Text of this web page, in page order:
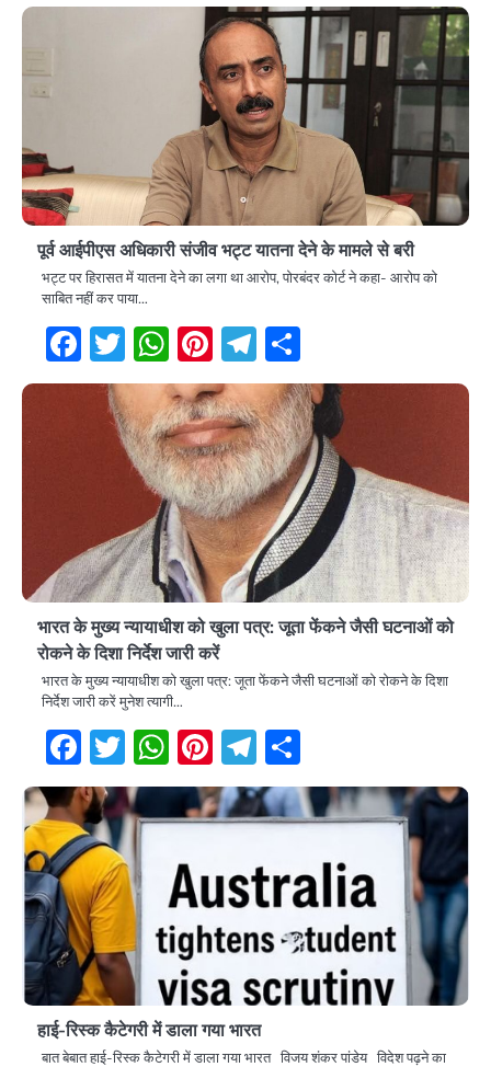
पूर्व आईपीएस अधिकारी संजीव भट्ट यातना देने के मामले से बरी
भट्ट पर हिरासत में यातना देने का लगा था आरोप, पोरबंदर कोर्ट ने कहा- आरोप को
साबित नहीं कर पाया…
Facebook
Twitter
WhatsApp
Pinterest
Telegram
भारत के मुख्य न्यायाधीश को खुला पत्र: जूता फेंकने जैसी घटनाओं को
रोकने के दिशा निर्देश जारी करें
भारत के मुख्य न्यायाधीश को खुला पत्र: जूता फेंकने जैसी घटनाओं को रोकने के दिशा
निर्देश जारी करें मुनेश त्यागी…
Facebook
Twitter
WhatsApp
Pinterest
Telegram
हाई-रिस्क कैटेगरी में डाला गया भारत
बात बेबात हाई-रिस्क कैटेगरी में डाला गया भारत विजय शंकर पांडेय विदेश पढ़ने का